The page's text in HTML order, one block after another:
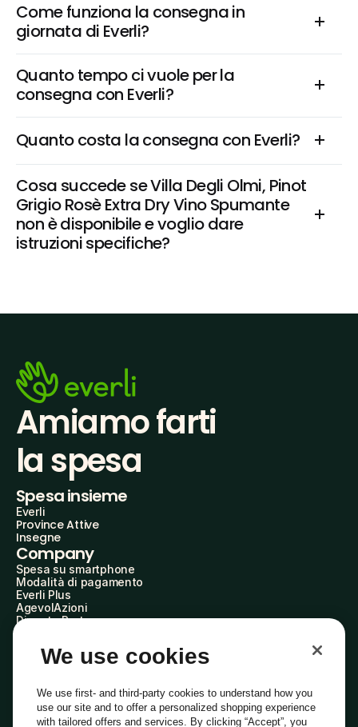
Come funziona la consegna in
giornata di Everli?
Quanto tempo ci vuole per la
consegna con Everli?
Quanto costa la consegna con Everli?
Cosa succede se Villa Degli Olmi, Pinot
Grigio Rosè Extra Dry Vino Spumante
non è disponibile e voglio dare
istruzioni specifiche?
Amiamo farti
la spesa
Spesa insieme
Everli
Province Attive
Insegne
Company
Spesa su smartphone
Modalità di pagamento
Everli Plus
AgevolAzioni
Diventa Partner
Everli Shoppers
About Us
Everli News
Domande frequenti
Lavora con noi
We use cookies
We use first- and third-party cookies to understand how you
use our site and to offer a personalized shopping experience
with tailored offers and services. By clicking “Accept”, you